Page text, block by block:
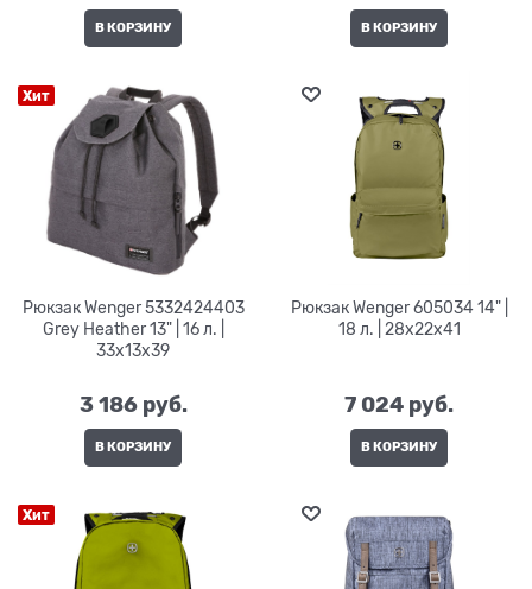
В КОРЗИНУ В КОРЗИНУ
Хит
Рюкзак Wenger 5332424403
Grey Heather 13" | 16 л. |
33х13х39
3 186 руб.
В КОРЗИНУ
Рюкзак Wenger 605034 14" |
18 л. | 28x22x41
7 024 руб.
В КОРЗИНУ
Хит